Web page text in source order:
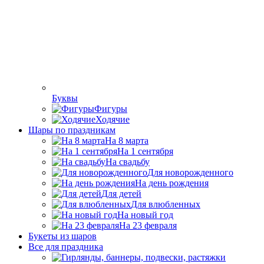
Буквы
Фигуры
Ходячие
Шары по праздникам
На 8 марта
На 1 сентября
На свадьбу
Для новорожденного
На день рождения
Для детей
Для влюбленных
На новый год
На 23 февраля
Букеты из шаров
Bсе для праздника